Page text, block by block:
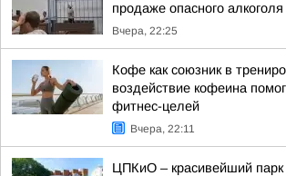
продаже опасного алкоголя
Вчера, 22:25
Кофе как союзник в
воздействие кофеина
фитнес-целей
Вчера, 22:11
ЦПКиО – красивейший парк